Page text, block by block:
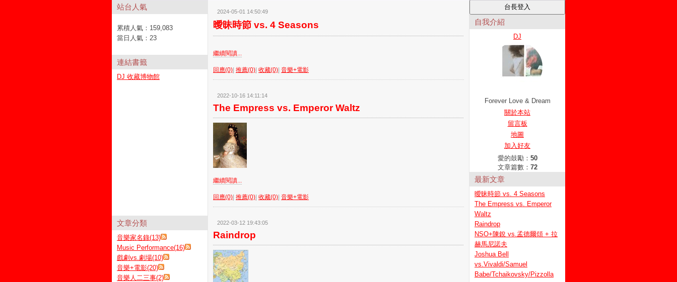
2024-05-01 14:50:49
曖昧時節 vs. 4 Seasons
繼續閱讀...
回應(0) 推薦(0) 收藏(0) 音樂+電影
2022-10-16 14:11:14
The Empress vs. Emperor Waltz
繼續閱讀...
回應(0) 推薦(0) 收藏(0) 音樂+電影
2022-03-12 19:43:05
Raindrop
自我介紹
DJ
Forever Love & Dream
關於本站
留言板
地圖
加入好友
愛的鼓勵： 50
文章篇數： 72
最新文章
曖昧時節 vs. 4 Seasons
The Empress vs. Emperor
Waltz
Raindrop
NSO+陳銳 vs.孟德爾頌 + 拉
赫馬尼諾夫
Joshua Bell
vs.Vivaldi/Samuel
Babe/Tchaikovsky/Pizzolla
站台人氣
累積人氣： 159,083
當日人氣： 23
連結書籤
DJ 收藏博物館
文章分類
音樂家名錄(13)
Music Performance(16)
戲劇vs.劇場(10)
音樂+電影(20)
音樂人二三事(2)